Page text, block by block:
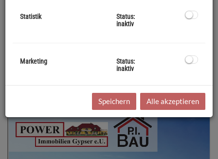
eignen Wohn(t)raum entgegen!
Statistik
Status:
inaktiv
Marketing
Status:
inaktiv
Speichern Alle akzeptieren